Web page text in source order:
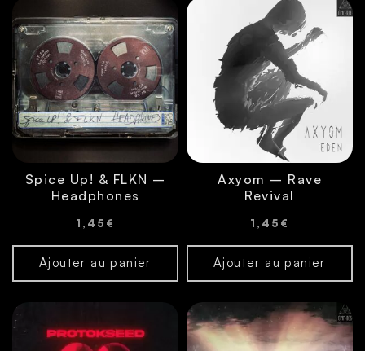
Spice Up! & FLKN –
Headphones
1,45 €
Ajouter au panier
Axyom – Rave
Revival
1,45 €
Ajouter au panier